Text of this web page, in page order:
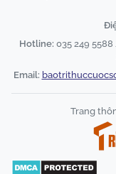
Hotline: 035 249
Email:
Trang